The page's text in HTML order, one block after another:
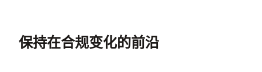
保持在合规变化的前沿